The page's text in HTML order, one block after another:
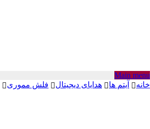
Main menu
خانه
آیتم ها هدایای دیجیتال فلش مموری